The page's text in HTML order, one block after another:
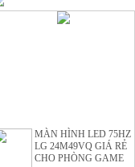
MÀN HÌNH LED 75HZ
LG 24M49VQ GIÁ RẺ
CHO PHÒNG GAME